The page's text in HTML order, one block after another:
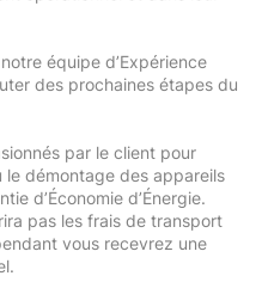
équipe d’Expérience
des prochaines étapes du
par le client pour
le démontage des appareils
d’Économie d’Énergie.
pas les frais de transport
vous recevrez une